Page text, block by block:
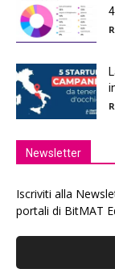
Newsletter
Iscriviti alla
portali di BitMAT